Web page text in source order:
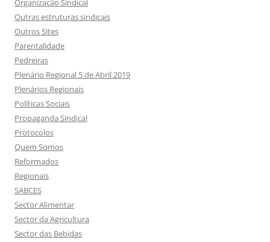
Organização Sindical
Outras estruturas sindicais
Outros Sites
Parentalidade
Pedreiras
Plenário Regional 5 de Abril 2019
Plenários Regionais
Políticas Sociais
Propaganda Sindical
Protocolos
Quem Somos
Reformados
Regionais
SABCES
Sector Alimentar
Sector da Agricultura
Sector das Bebidas